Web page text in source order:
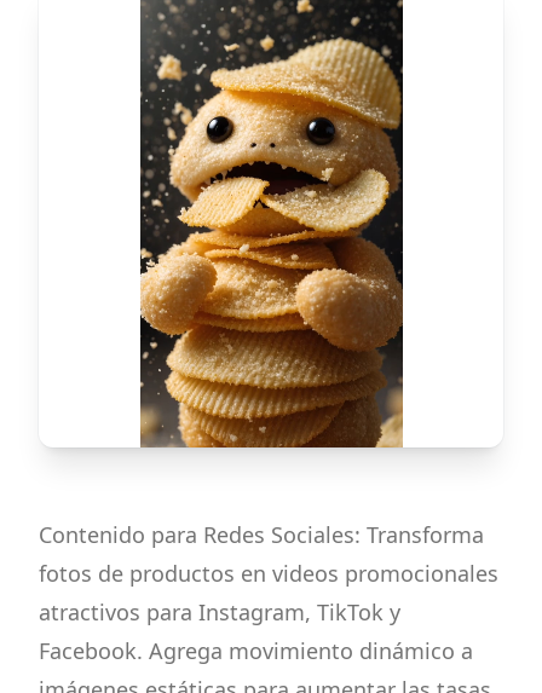
Contenido para Redes Sociales: Transforma
fotos de productos en videos promocionales
atractivos para Instagram, TikTok y
Facebook. Agrega movimiento dinámico a